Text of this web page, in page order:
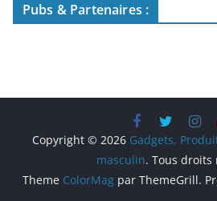
Pubs & Partenaires :
Copyright © 2026 Gadgets,
masculin. Tous droits
Theme ColorMagpar ThemeGrill.